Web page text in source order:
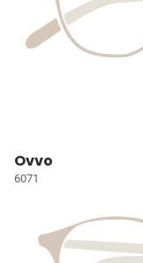
Ovvo
6071